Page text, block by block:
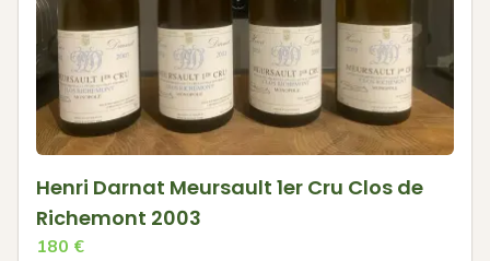
Henri Darnat Meursault 1er Cru Clos de
Richemont 2003
180 €